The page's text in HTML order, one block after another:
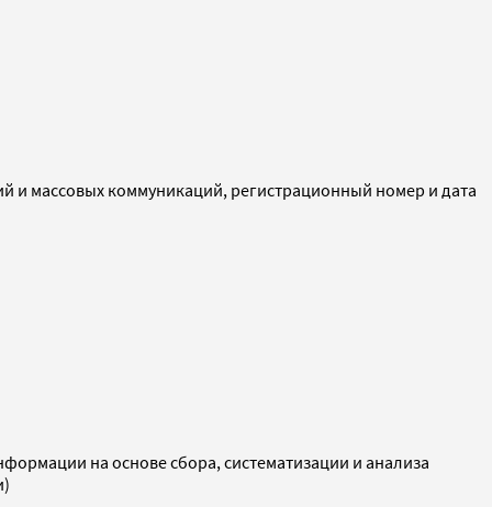
и массовых коммуникаций, регистрационный номер и дата
на основе сбора, систематизации и анализа